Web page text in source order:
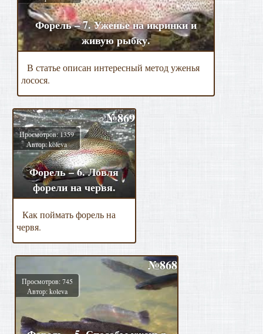
Форель – 7. Уженье на икринки и
живую рыбку.
В статье описан интересный метод уженья
лосося.
№869
Просмотров: 1359
Автор: koleva
Форель – 6. Ловля
форели на червя.
Как поймать форель на
червя.
№868
Просмотров: 745
Автор: koleva